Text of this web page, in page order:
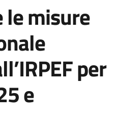
misure
per
e